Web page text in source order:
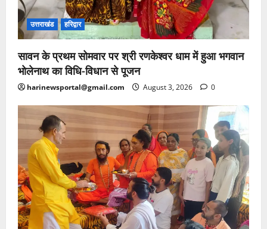
उत्तराखंड हरिद्वार
सावन के प्रथम सोमवार पर श्री रणकेश्वर धाम में हुआ भगवान
भोलेनाथ का विधि-विधान से पूजन
harinewsportal@gmail.com August 3, 2026 0